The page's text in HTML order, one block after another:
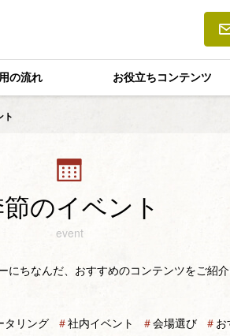
の流れ お役立ちコンテンツ
ト
のイベント
event
にちなんだ、おすすめのコンテンツをご紹介
タリング ＃社内イベント ＃会場選び ＃